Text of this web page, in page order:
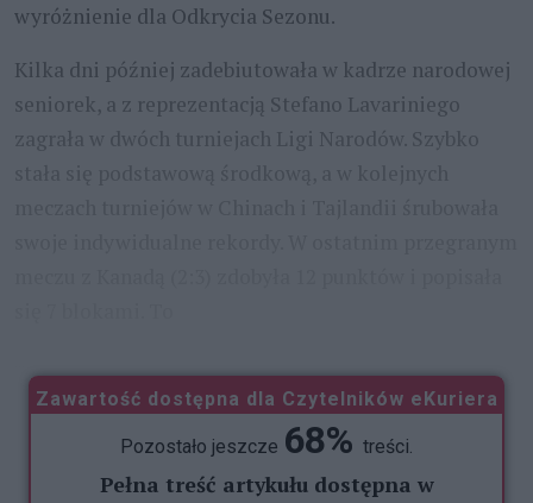
wyróżnienie dla Odkrycia Sezonu.
Kilka dni później zadebiutowała w kadrze narodowej
seniorek, a z reprezentacją Stefano Lavariniego
zagrała w dwóch turniejach Ligi Narodów. Szybko
Zawartość dostępna dla Czytelników eKuriera
Pozostało jeszcze 68% treści.
Pełna treść artykułu dostępna w